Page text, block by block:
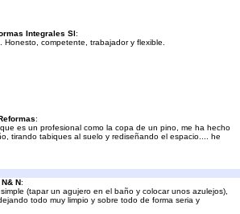
Integrales Sl:
competente, trabajador y flexible.
:
es un profesional como la copa de un pino, me ha hecho
tirando tabiques al suelo y rediseñando el espacio.... he
N:
(tapar un agujero en el baño y colocar unos azulejos),
todo muy limpio y sobre todo de forma seria y